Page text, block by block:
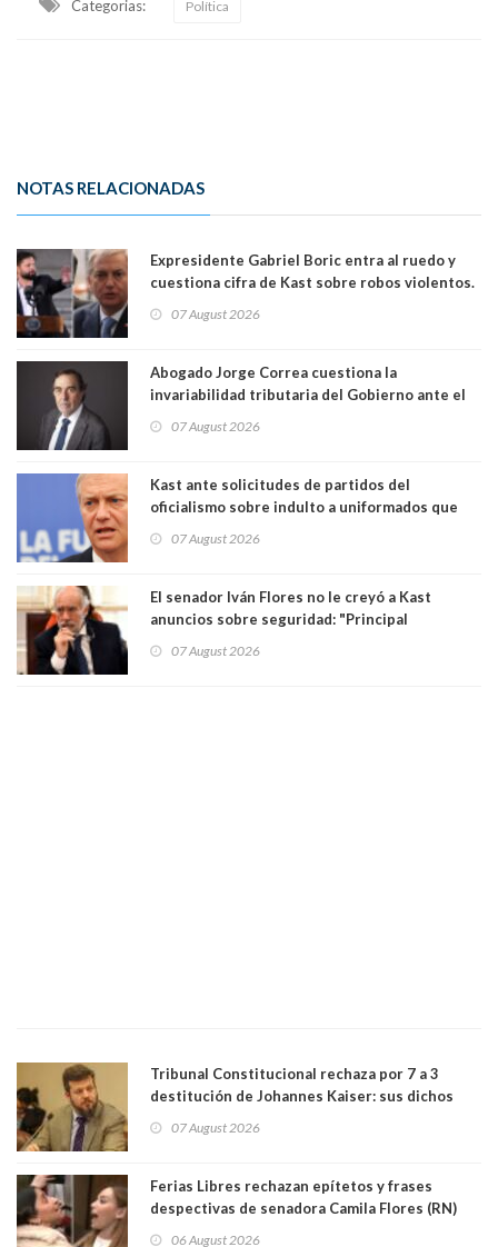
Categorias: Política
NOTAS RELACIONADAS
Expresidente Gabriel Boric entra al ruedo y
cuestiona cifra de Kast sobre robos violentos.
07 August 2026
Abogado Jorge Correa cuestiona la
invariabilidad tributaria del Gobierno ante el
democracia” y "defendemos la alternancia en el
07 August 2026
Kast ante solicitudes de partidos del
oficialismo sobre indulto a uniformados que
07 August 2026
El senador Iván Flores no le creyó a Kast
anuncios sobre seguridad: "Principal
perseguir ruta del dinero y levantar secreto
07 August 2026
Tribunal Constitucional rechaza por 7 a 3
destitución de Johannes Kaiser: sus dichos
justicia constitucional porque no es diputado
07 August 2026
Ferias Libres rechazan epítetos y frases
despectivas de senadora Camila Flores (RN)
06 August 2026